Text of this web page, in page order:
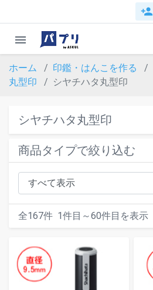
person_add
menu
ホーム 印鑑・はんこを作る
丸型印
シヤチハタ丸型印
シヤチハタ丸型印
商品タイプで絞り込む
全167件 1件目～60件目を表示